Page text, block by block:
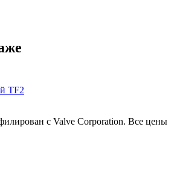
TF2
с Valve Corporation. Все цены